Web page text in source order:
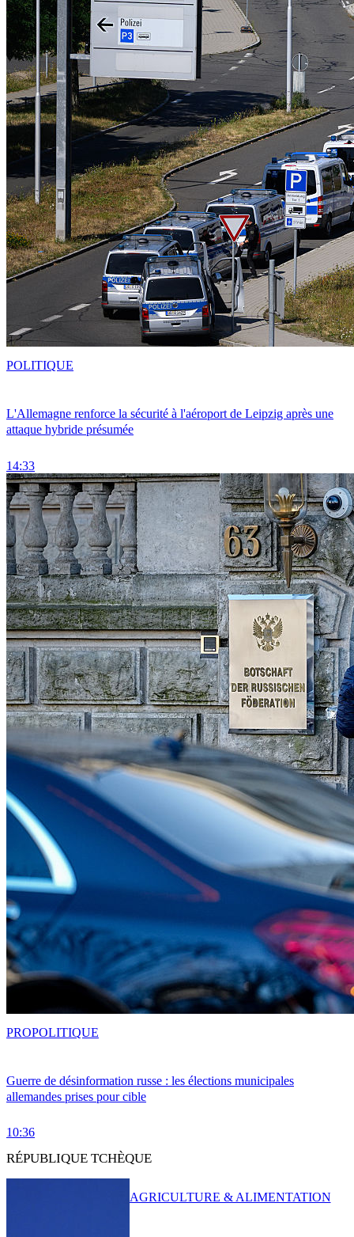
L'Allemagne renforce la sécurité à l'aéroport de Leipzig après une
attaque hybride présumée
14:33
POLITIQUE
Guerre de désinformation russe : les élections municipales
allemandes prises pour cible
10:36
PROPOLITIQUE
RÉPUBLIQUE TCHÈQUE
AGRICULTURE & ALIMENTATION